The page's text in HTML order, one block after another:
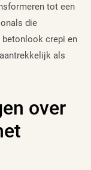
tot een
die
betonlook crepi en
als
over